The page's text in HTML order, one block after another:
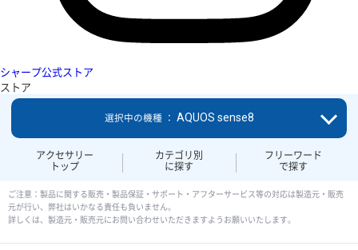
シャープ公式ストア
ストア
アクセサリー
トップ
カテゴリ別
に探す
フリーワード
で探す
選択中の機種 ： AQUOS sense8
ご注意：製品に関する販売・製品保証・サポート・アフターサービス等の対応は製造元・販売
元が行い、弊社はいかなる責任も負いません。
詳しくは、製造元・販売元にお問い合わせいただきますようお願いいたします。